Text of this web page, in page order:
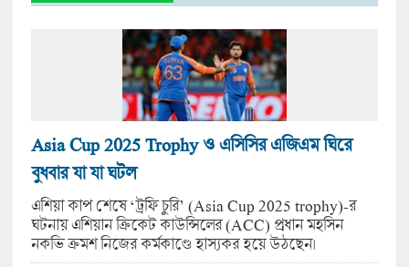
Asia Cup 2025 Trophy ও এসিসির এজিএম ঘিরে
বুধবার যা যা ঘটল
এশিয়া কাপ শেষে ‘ট্রফি চুরি’ (Asia Cup 2025 trophy)-র
ঘটনায় এশিয়ান ক্রিকেট কাউন্সিলের (ACC) প্রধান মহসিন
নকভি ক্রমশ নিজের কর্মকাণ্ডে হাস্যকর হয়ে উঠছেন।